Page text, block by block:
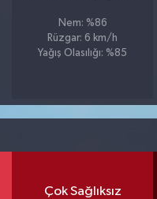
Nem: %86
Rüzgar: 6 km/h
Yağış Olasılığı: %85
Çok Sağlıksız